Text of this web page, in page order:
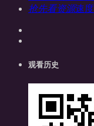
抢先看资源速
观看历史